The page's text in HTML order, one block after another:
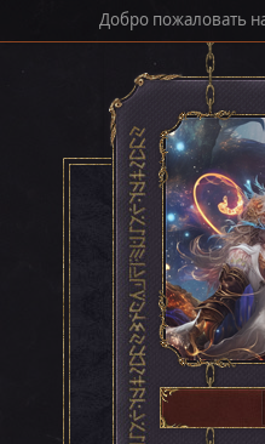
Добро пожаловать